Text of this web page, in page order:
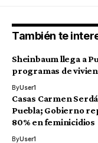
También te
Sheinbaum llega a
programas de
ByUser1
Casas Carmen
Puebla; Gobierno
80% en feminicidios
ByUser1